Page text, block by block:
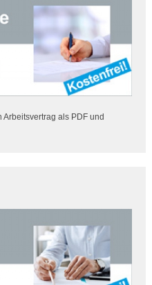
als PDF und